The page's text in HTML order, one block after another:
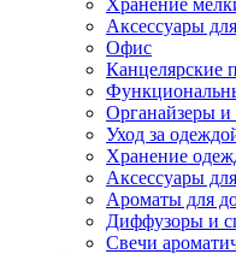
Хранение
Аксессуары
Офис
Канцелярские
Органайзеры и
Уход за
Хранение
Аксессуары
Ароматы для
Диффузоры и
Свечи